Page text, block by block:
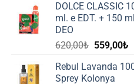
140,00₺.
DOLCE CLASSIC
ml. e EDT. + 150
DEO
620,00₺ Orijinal
620,00₺.
559,00₺Şu
Rebul Lavanda
Sprey Kolonya